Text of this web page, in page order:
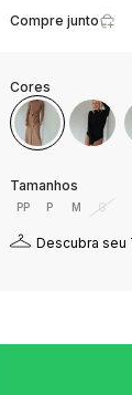
Compre junto
PP P M G
Descubra seu